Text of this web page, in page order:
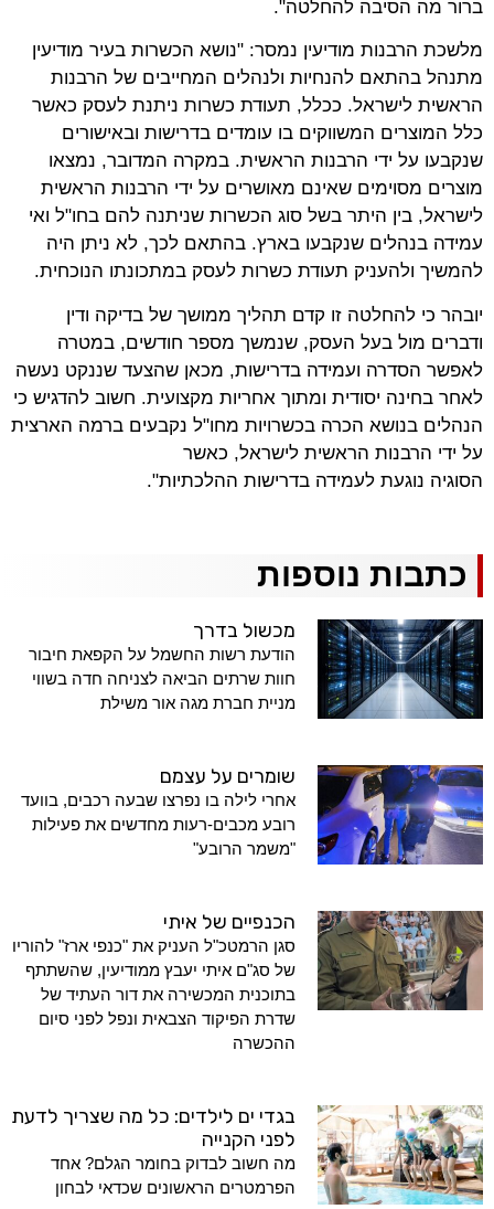
ברור מה הסיבה להחלטה".
מלשכת הרבנות מודיעין נמסר: "נושא הכשרות בעיר מודיעין
מתנהל בהתאם להנחיות ולנהלים המחייבים של הרבנות
הראשית לישראל. ככלל, תעודת כשרות ניתנת לעסק כאשר
כלל המוצרים המשווקים בו עומדים בדרישות ובאישורים
שנקבעו על ידי הרבנות הראשית. במקרה המדובר, נמצאו
מוצרים מסוימים שאינם מאושרים על ידי הרבנות הראשית
לישראל, בין היתר בשל סוג הכשרות שניתנה להם בחו"ל ואי
עמידה בנהלים שנקבעו בארץ. בהתאם לכך, לא ניתן היה
להמשיך ולהעניק תעודת כשרות לעסק במתכונתו הנוכחית.
יובהר כי להחלטה זו קדם תהליך ממושך של בדיקה ודין
ודברים מול בעל העסק, שנמשך מספר חודשים, במטרה
לאפשר הסדרה ועמידה בדרישות, מכאן שהצעד שננקט נעשה
לאחר בחינה יסודית ומתוך אחריות מקצועית. חשוב להדגיש כי
הנהלים בנושא הכרה בכשרויות מחו"ל נקבעים ברמה הארצית
על ידי הרבנות הראשית לישראל, כאשר
הסוגיה נוגעת לעמידה בדרישות ההלכתיות".
כתבות נוספות
מכשול בדרך
הודעת רשות החשמל על הקפאת חיבור
חוות שרתים הביאה לצניחה חדה בשווי
מניית חברת מגה אור משילת
שומרים על עצמם
אחרי לילה בו נפרצו שבעה רכבים, בוועד
רובע מכבים-רעות מחדשים את פעילות
"משמר הרובע"
הכנפיים של איתי
סגן הרמטכ"ל העניק את "כנפי ארז" להוריו
של סג"ם איתי יעבץ ממודיעין, שהשתתף
בתוכנית המכשירה את דור העתיד של
שדרת הפיקוד הצבאית ונפל לפני סיום
ההכשרה
בגדי ים לילדים: כל מה שצריך לדעת
לפני הקנייה
מה חשוב לבדוק בחומר הגלם? אחד
הפרמטרים הראשונים שכדאי לבחון